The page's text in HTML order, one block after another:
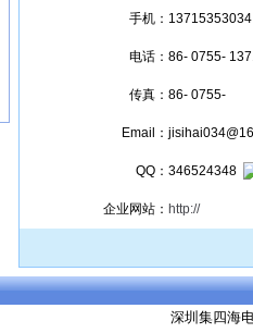
手机： 13715353034
电话： 86- 0755-
传真： 86- 0755-
Email：
QQ： 346524348
企业网站： http://
深圳集四海